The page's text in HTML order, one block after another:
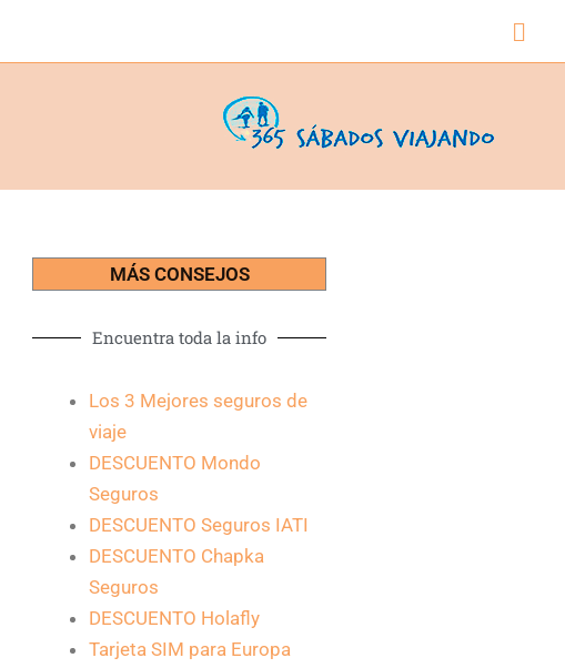
MÁS CONSEJOS
Encuentra toda la info
Los 3 Mejores seguros de
viaje
DESCUENTO Mondo
Seguros
DESCUENTO Seguros IATI
DESCUENTO Chapka
Seguros
DESCUENTO Holafly
Tarjeta SIM para Europa